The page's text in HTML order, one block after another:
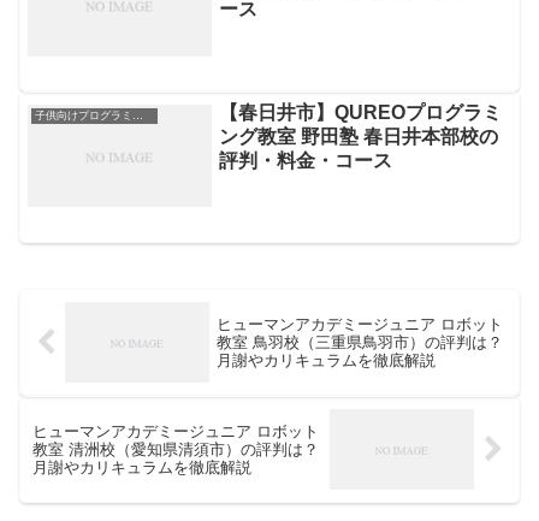
ース
【春日井市】QUREOプログラミ
ング教室 野田塾 春日井本部校の
評判・料金・コース
ヒューマンアカデミージュニア ロボット
教室 鳥羽校（三重県鳥羽市）の評判は？
月謝やカリキュラムを徹底解説
ヒューマンアカデミージュニア ロボット
教室 清洲校（愛知県清須市）の評判は？
月謝やカリキュラムを徹底解説